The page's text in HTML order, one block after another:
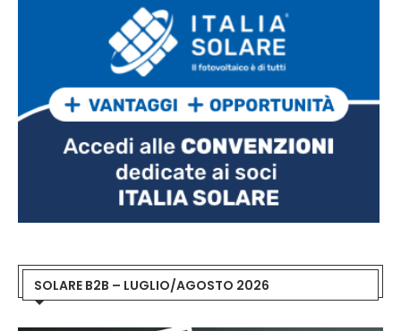
SOLARE B2B – LUGLIO/AGOSTO 2026